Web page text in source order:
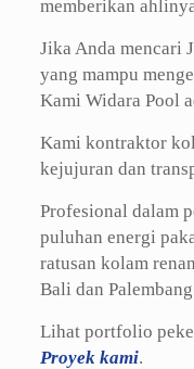
memberikan
Jika Anda mencari
yang mampu
Kami Widara Pool
Kami kontraktor
kejujuran dan
Profesional dalam
puluhan energi
ratusan kolam
Bali dan
Lihat portfolio
Proyek kami.